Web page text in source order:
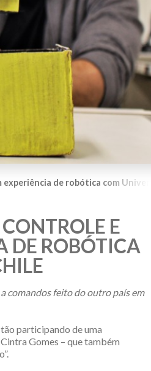
de robótica com
E
DE ROBÓTICA
comandos feito do outro país em
participando de uma
Gomes – que também